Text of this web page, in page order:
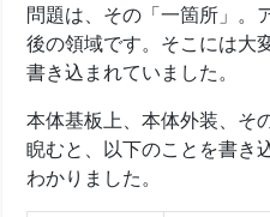
問題は、その「一箇所」
後の領域です。そこには大
書き込まれていました。
本体基板上、本体外装、そ
睨むと、以下のことを書き
わかりました。